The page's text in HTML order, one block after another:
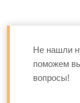
Не нашли
поможем
вопросы!